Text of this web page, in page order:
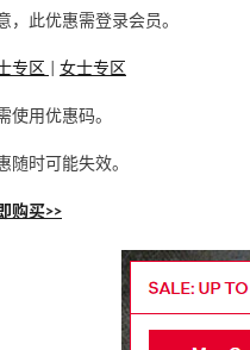
，此优惠需登录会员。
专区 女士专区
使用优惠码。
随时可能失效。
购买>>